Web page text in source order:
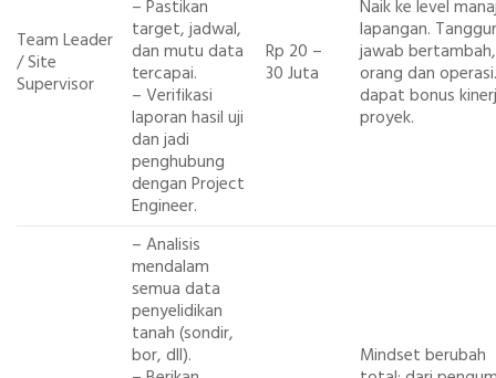
Team Leader
/ Site
Supervisor
– Pastikan
target, jadwal,
dan mutu data
tercapai.
– Verifikasi
laporan hasil uji
dan jadi
penghubung
dengan Project
Engineer.
Rp 20 –
30 Juta
Naik ke level
lapangan.
jawab
orang dan
dapat bonus
proyek.
– Analisis
mendalam
semua data
penyelidikan
tanah (sondir,
bor, dll).
Mindset berubah